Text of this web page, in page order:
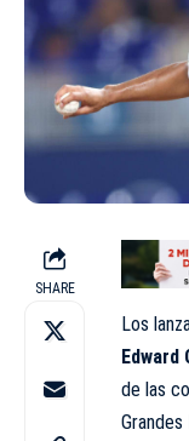
SHARE
Los
Edward
de las